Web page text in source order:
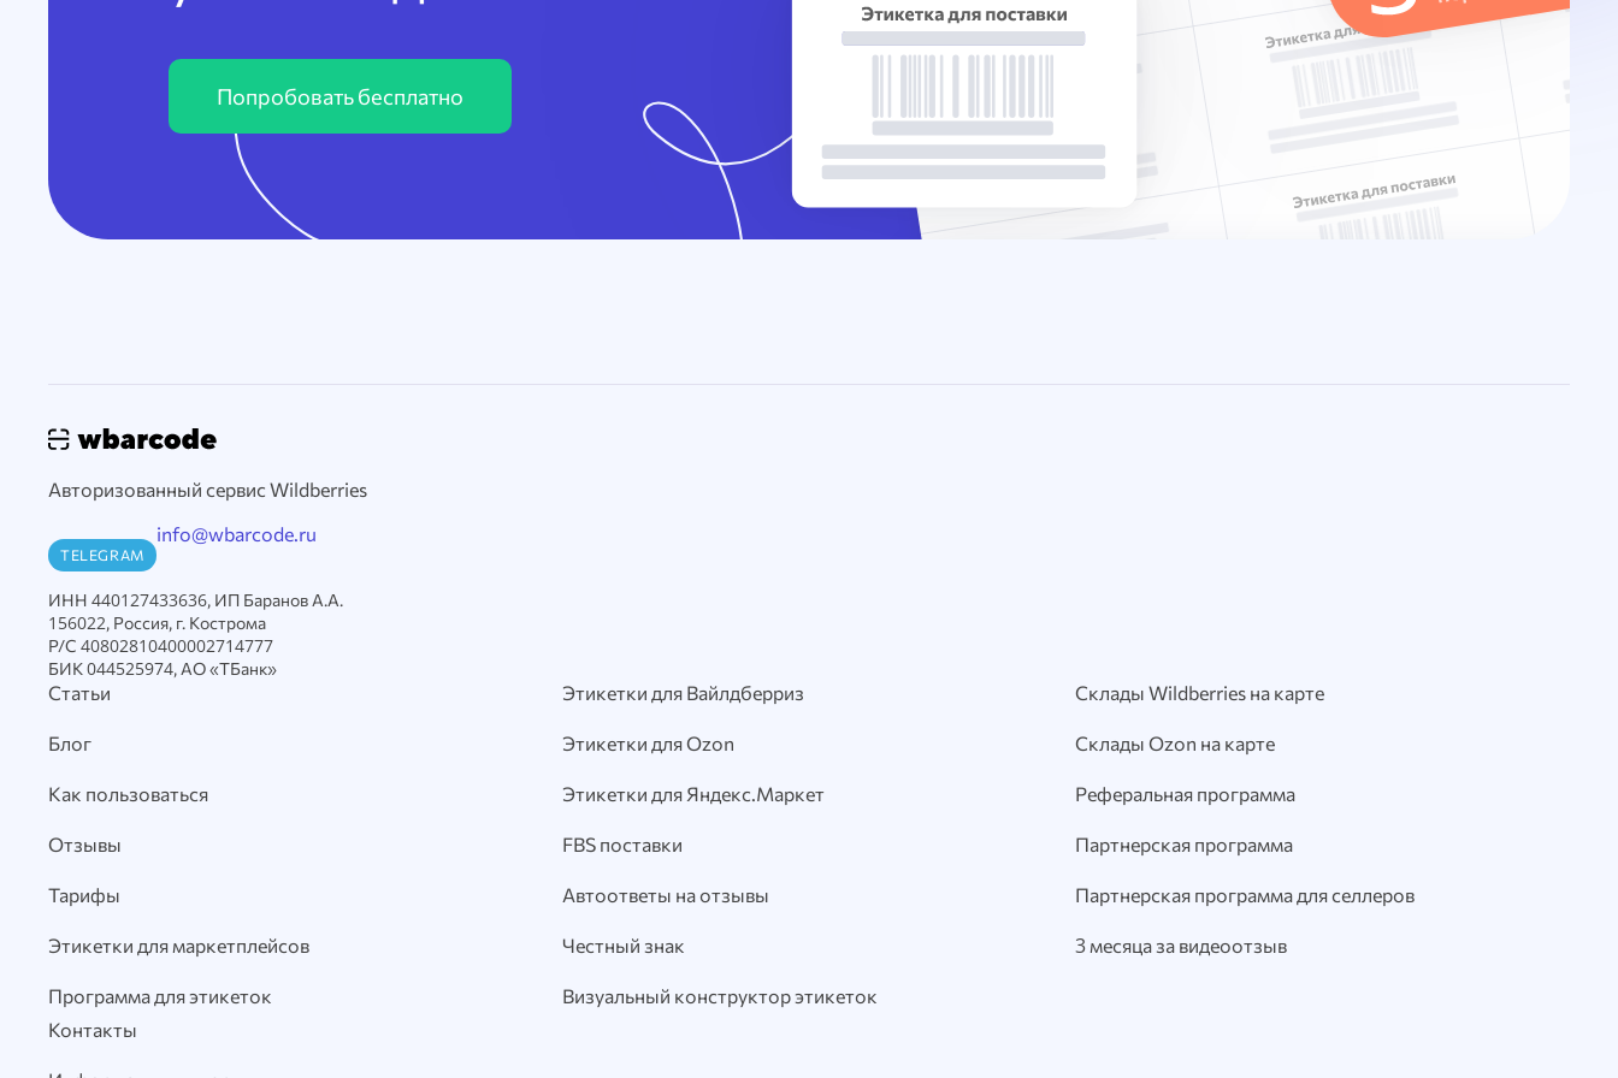
Попробовать бесплатно
Авторизованный сервис Wildberries
TELEGRAM
info@wbarcode.ru
ИНН 440127433636, ИП Баранов А.А.
156022, Россия, г. Кострома
Р/С 40802810400002714777
БИК 044525974, АО «ТБанк»
Статьи
Блог
Как пользоваться
Отзывы
Тарифы
Этикетки для маркетплейсов
Программа для этикеток
Этикетки для Вайлдберриз
Этикетки для Ozon
Этикетки для Яндекс.Маркет
FBS поставки
Автоответы на отзывы
Честный знак
Визуальный конструктор этикеток
Склады Wildberries на карте
Склады Ozon на карте
Реферальная программа
Партнерская программа
Партнерская программа для селлеров
3 месяца за видеоотзыв
Контакты